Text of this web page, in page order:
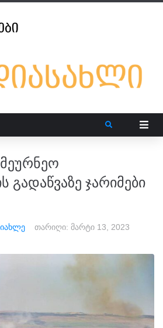
გადაწვაზე ჯარიმები
თარიღი: მარტი 13, 2023